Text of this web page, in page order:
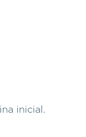
inicial.